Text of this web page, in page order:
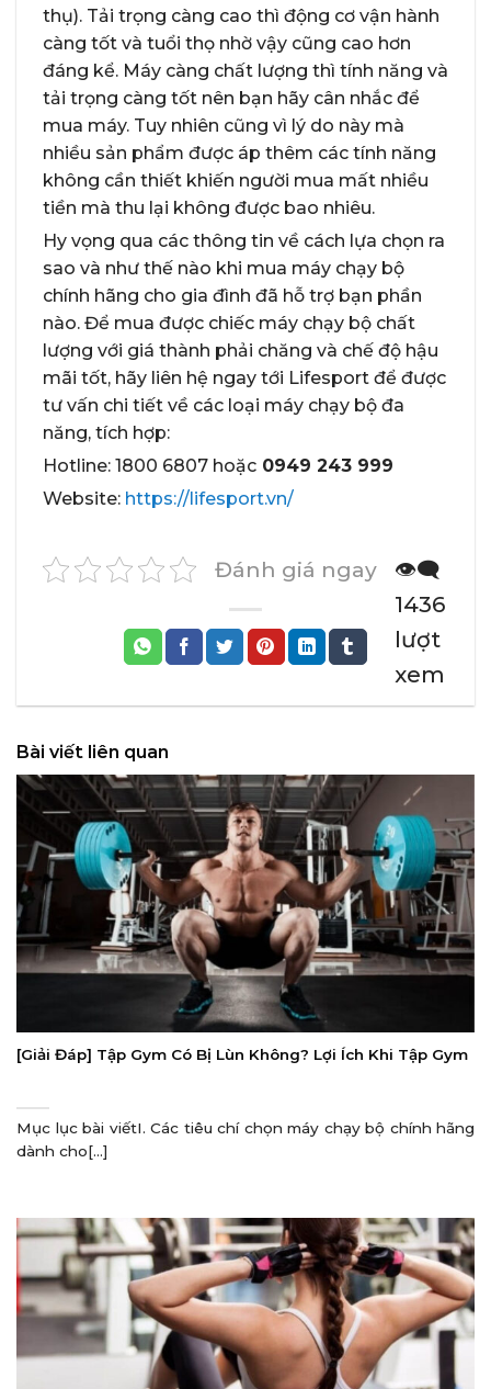
thụ). Tải trọng càng cao thì động cơ vận hành
càng tốt và tuổi thọ nhờ vậy cũng cao hơn
đáng kể. Máy càng chất lượng thì tính năng và
tải trọng càng tốt nên bạn hãy cân nhắc để
mua máy. Tuy nhiên cũng vì lý do này mà
nhiều sản phẩm được áp thêm các tính năng
không cần thiết khiến người mua mất nhiều
tiền mà thu lại không được bao nhiêu.
Hy vọng qua các thông tin về cách lựa chọn ra
sao và như thế nào khi mua máy chạy bộ
chính hãng cho gia đình đã hỗ trợ bạn phần
nào. Để mua được chiếc máy chạy bộ chất
lượng với giá thành phải chăng và chế độ hậu
mãi tốt, hãy liên hệ ngay tới Lifesport để được
tư vấn chi tiết về các loại máy chạy bộ đa
năng, tích hợp:
Hotline: 1800 6807 hoặc 0949 243 999
Website: https://lifesport.vn/
Đánh giá ngay
👁️‍🗨️
1436
lượt
xem
Bài viết liên quan
[Giải Đáp] Tập Gym Có Bị Lùn Không? Lợi Ích Khi Tập Gym
Mục lục bài viếtI. Các tiêu chí chọn máy chạy bộ chính hãng
dành cho[...]